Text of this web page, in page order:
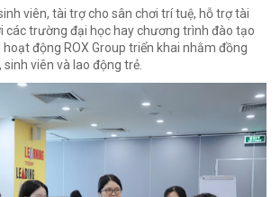
viên, tài trợ cho sân chơi trí tuệ, hỗ trợ tài
các trường đại học hay chương trình đào tạo
động ROX Group triển khai nhằm đồng
sinh viên và lao động trẻ.